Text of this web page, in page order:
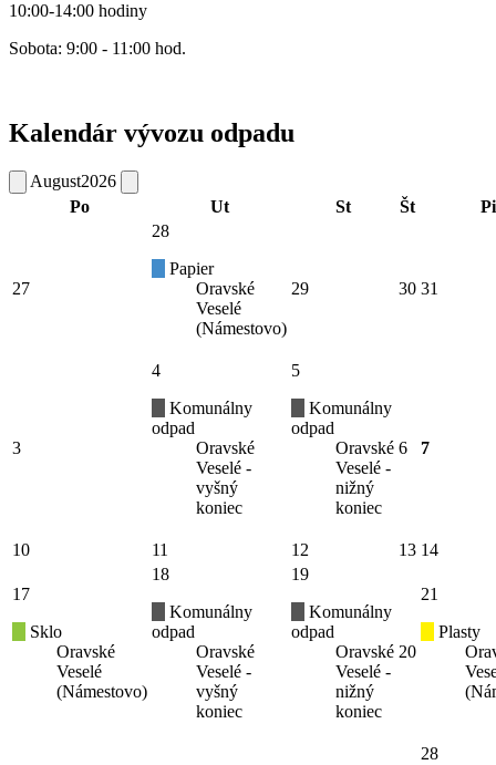
10:00-14:00 hodiny
Sobota: 9:00 - 11:00 hod.
Kalendár vývozu odpadu
August2026
Po
Ut St Št Pi
27
28
Papier
Oravské
Veselé
(Námestovo)
29 30 31
3
4
Komunálny
odpad
Oravské
Veselé -
vyšný
koniec
5
Komunálny
odpad
Oravské
Veselé -
nižný
koniec
6 7
10 11 12 13 14
17
Sklo
Oravské
Veselé
(Námestovo)
18
Komunálny
odpad
Oravské
Veselé -
vyšný
koniec
19
Komunálny
odpad
Oravské
Veselé -
nižný
koniec
20
21
Plasty
28